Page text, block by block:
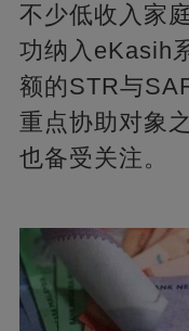
不少低收入家
功纳入eKasih
额的STR与
重点协助对象
也备受关注。